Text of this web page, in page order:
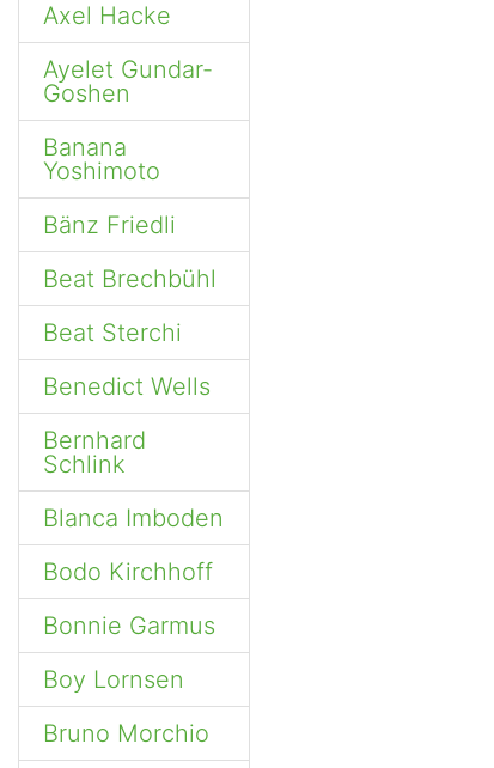
Axel Hacke
Ayelet Gundar-
Goshen
Banana
Yoshimoto
Bänz Friedli
Beat Brechbühl
Beat Sterchi
Benedict Wells
Bernhard
Schlink
Blanca Imboden
Bodo Kirchhoff
Bonnie Garmus
Boy Lornsen
Bruno Morchio